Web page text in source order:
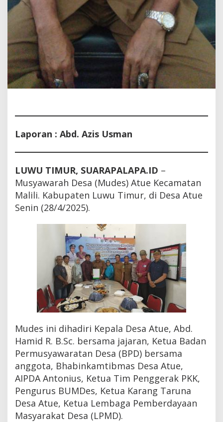
Laporan : Abd. Azis Usman
LUWU TIMUR, SUARAPALAPA.ID –
Musyawarah Desa (Mudes) Atue Kecamatan
Malili. Kabupaten Luwu Timur, di Desa Atue
Senin (28/4/2025).
Mudes ini dihadiri Kepala Desa Atue, Abd.
Hamid R. B.Sc. bersama jajaran, Ketua Badan
Permusyawaratan Desa (BPD) bersama
anggota, Bhabinkamtibmas Desa Atue,
AIPDA Antonius, Ketua Tim Penggerak PKK,
Pengurus BUMDes, Ketua Karang Taruna
Desa Atue, Ketua Lembaga Pemberdayaan
Masyarakat Desa (LPMD).